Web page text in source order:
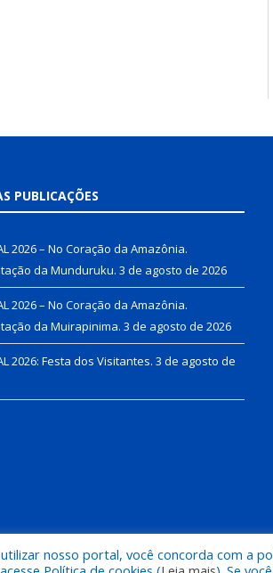
PUBLICAÇÕES
2026 – No Coração da Amazônia.
da Munduruku. 3 de agosto de 2026
2026 – No Coração da Amazônia.
da Muirapinima. 3 de agosto de 2026
2026: Festa dos Visitantes. 3 de agosto de
Mapa
nosso portal, você concorda com a